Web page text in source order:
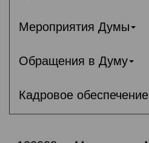
Мероприятия Думы
Обращения в Думу
Кадровое обеспечение